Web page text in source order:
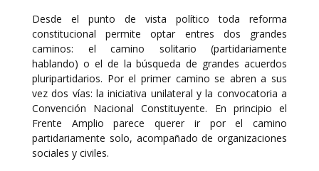
Desde el punto de vista político toda reforma
constitucional permite optar entres dos grandes
caminos: el camino solitario (partidariamente
hablando) o el de la búsqueda de grandes acuerdos
pluripartidarios. Por el primer camino se abren a sus
vez dos vías: la iniciativa unilateral y la convocatoria a
Convención Nacional Constituyente. En principio el
Frente Amplio parece querer ir por el camino
partidariamente solo, acompañado de organizaciones
sociales y civiles.